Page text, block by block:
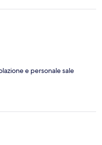
Incredibile come possano
condizioni. Quando ho
al quarto piano aveva
portafogli non aveva
e personale sale